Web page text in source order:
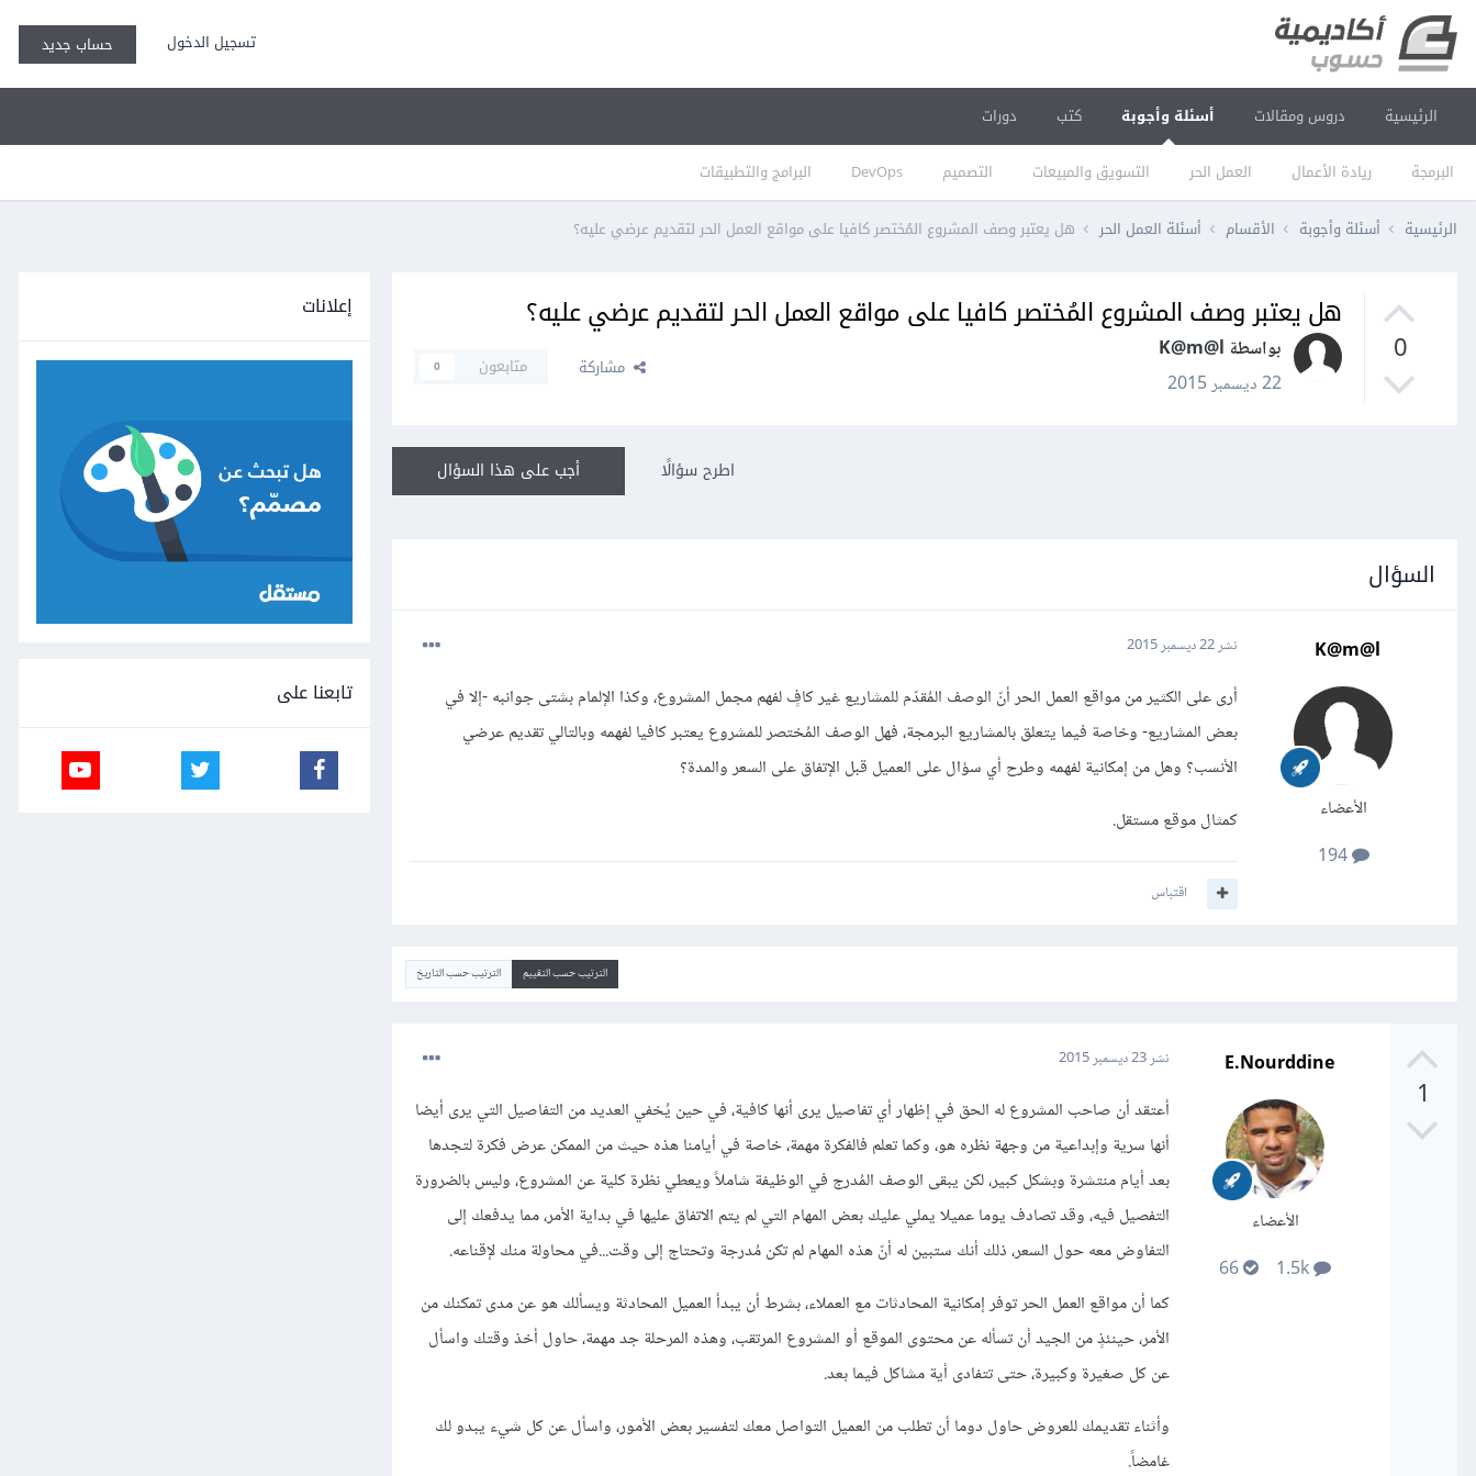
تسجيل الدخول حساب جديد
الرئيسية دروس ومقالات أسئلة وأجوبة
البرمجة ريادة الأعمال العمل الحر التسويق والمبيعات التصميم DevOps البرامج والتطبيقات
كتب دورات
الرئيسية أسئلة وأجوبة الأقسام أسئلة العمل الحر هل يعتبر وصف المشروع المُختصر كافيا على مواقع العمل الحر لتقديم عرضي عليه؟
0
هل يعتبر وصف المشروع المُختصر كافيا على مواقع العمل الحر لتقديم عرضي عليه؟
بواسطة K@m@l
22 ديسمبر 2015
مشاركة متابعون 0
أجب على هذا السؤال اطرح سؤالًا
السؤال
K@m@l
الأعضاء
194
نشر22 ديسمبر 2015
أرى على الكثير من مواقع العمل الحر أنّ الوصف المُقدّم للمشاريع غير كافٍ لفهم مجمل المشروع، وكذا الإلمام بشتى جوانبه -إلا في
بعض المشاريع- وخاصة فيما يتعلق بالمشاريع البرمجة، فهل الوصف المُختصر للمشروع يعتبر كافيا لفهمه وبالتالي تقديم عرضي
الأنسب؟ وهل من إمكانية لفهمه وطرح أي سؤال على العميل قبل الإتفاق على السعر والمدة؟
كمثال موقع مستقل.
اقتباس
الترتيب حسب التقييم الترتيب حسب التاريخ
1
E.Nourddine
الأعضاء
نشر23 ديسمبر 2015
أعتقد أن صاحب المشروع له الحق في إظهار أي تفاصيل يرى أنها كافية، في حين يُخفي العديد من التفاصيل التي يرى أيضا
أنها سرية وإبداعية من وجهة نظره هو، وكما تعلم فالفكرة مهمة، خاصة في أيامنا هذه حيث من الممكن عرض فكرة لتجدها
بعد أيام منتشرة وبشكل كبير، لكن يبقى الوصف المُدرج في الوظيفة شاملاً ويعطي نظرة كلية عن المشروع، وليس بالضرورة
التفصيل فيه، وقد تصادف يوما عميلا يملي عليك بعض المهام التي لم يتم الاتفاق عليها في بداية الأمر، مما يدفعك إلى
التفاوض معه حول السعر، ذلك أنك ستبين له أنّ هذه المهام لم تكن مُدرجة وتحتاج إلى وقت...في محاولة منك لإقناعه.
كما أن مواقع العمل الحر توفر إمكانية المحادثات مع العملاء، بشرط أن يبدأ العميل المحادثة ويسألك هو عن مدى تمكنك من
الأمر، حينئذٍ من الجيد أن تسأله عن محتوى الموقع أو المشروع المرتقب، وهذه المرحلة جد مهمة، حاول أخذ وقتك واسأل
عن كل صغيرة وكبيرة، حتى تتفادى أية مشاكل فيما بعد.
وأثناء تقديمك للعروض حاول دوما أن تطلب من العميل التواصل معك لتفسير بعض الأمور، واسأل عن كل شيء يبدو لك
غامضاً.
إعلانات
تابعنا على